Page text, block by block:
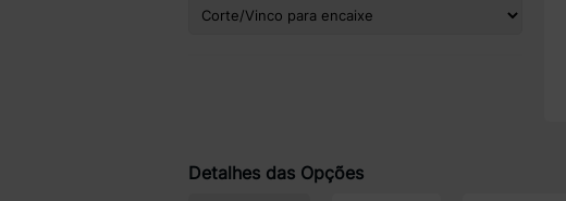
Detalhes das Opções